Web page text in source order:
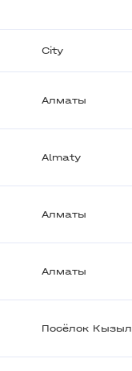
City
Алматы
Almaty
Алматы
Алматы
Посёлок